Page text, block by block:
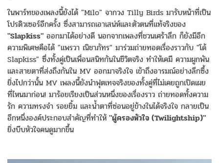
ในพาร์ทของเพลงนี้ยังได้ "Milo" จากวง Tilly Birds มารับหน้าที่เป็น
โปรดิวเซอร์อีกครั้ง ซึ่งสามารถเอาเสน่ห์และตัวตนที่แท้จริงของ
"Slapkiss" ออกมาได้อย่างดี นอกจากเพลงที่ชวนเศร้าลึก ก็ยังมีอีก
ความพิเศษคือได้ "แพรวา ณิชาภัทร" มาร่วมถ่ายทอดเรื่องราวกับ "โด้
Slapkiss" ซึ่งทั้งคู่เป็นเพื่อนสนิทกันในชีวิตจริง ทำให้เคมี ความผูกพัน
และสายตาที่ส่งถึงกันใน MV ออกมาจริงใจ เข้าถึงอารมณ์อย่างลึกซึ้ง
ยิ่งไปกว่านั้น MV เพลงนี้ยังนำฟุตเทจจริงของทั้งคู่ที่ไม่เคยถูกเปิดเผย
ที่ไหนมาก่อน! มาร้อยเรียงเป็นส่วนหนึ่งของเรื่องราว ถ่ายทอดทั้งความ
รัก ความทรงจำ รอยยิ้ม และน้ำตาที่ซ่อนอยู่ข้างในได้จริงใจ กลายเป็น
อีกหนึ่งองค์ประกอบสำคัญที่ทำให้ "ผู้ครองหัวใจ (Twilightship)"
ยิ่งบีบหัวใจคนดูมากขึ้น